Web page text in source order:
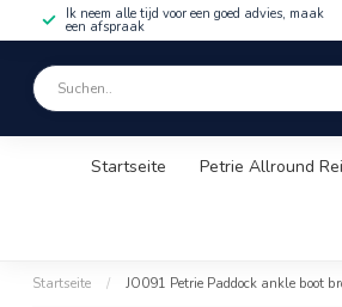
Ik neem alle tijd voor een goed advies, maak
een afspraak
Startseite Petrie Allround
Startseite / JO091 Petrie Paddock ankle boot